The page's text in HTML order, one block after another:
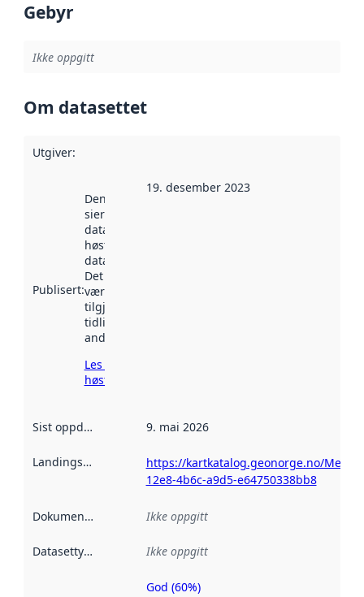
Gebyr
Ikke oppgitt
Om datasettet
Utgiver:
Publisert:
Denne datoen
sier når
datasettet ble
høstet av
data.norge.no.
Det kan ha
vært
tilgjengelig
tidligere
andre steder.
Les mer om
høsting her
19. desember 2023
Sist oppdatert 9. mai 2026
Landingsside
https://kartkatalog.geonorge.no/
12e8-4b6c-a9d5-e64750338bb8
Dokumentasjon Ikke oppgitt
Datasettype Ikke oppgitt
God (60%)